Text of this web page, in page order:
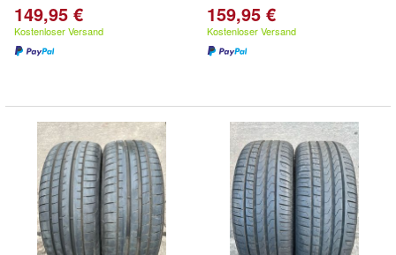
149,95 €
Kostenloser Versand
159,95 €
Kostenloser Versand